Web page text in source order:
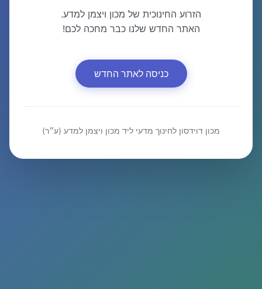
הזרוע החינוכית של מכון ויצמן למדע.
האתר החדש שלנו כבר מחכה לכם!
כניסה לאתר החדש
מכון דוידסון לחינוך מדעי ליד מכון ויצמן למדע (ע״ר)